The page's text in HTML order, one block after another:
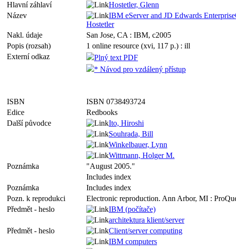
Hlavní záhlaví
Hostetler, Glenn
Název
IBM eServer and JD Edwards
Hostetler
Nakl. údaje
San Jose, CA : IBM, c2005
Popis (rozsah)
1 online resource (xvi, 117 p.) : ill
Externí odkaz
Plný text PDF
* Návod pro vzdálený přístup
ISBN
ISBN 0738493724
Edice
Redbooks
Další původce
Ito, Hiroshi
Souhrada, Bill
Winkelbauer, Lynn
Wittmann, Holger M.
Poznámka
"August 2005."
Includes index
Poznámka
Includes index
Pozn. k reprodukci
Electronic reproduction. Ann Arbor, MI :
Předmět - heslo
IBM (počítače)
architektura klient/server
Předmět - heslo
Client/server computing
IBM computers